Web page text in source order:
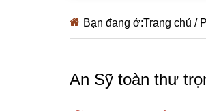
Bạn đang ở:Trang chủ /
An Sỹ toàn thư